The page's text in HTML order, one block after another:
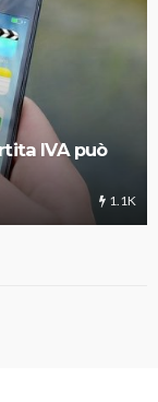
IVA può
1.1K